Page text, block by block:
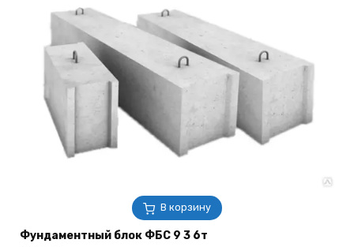
В корзину
Фундаментный блок ФБС 9 3 6т